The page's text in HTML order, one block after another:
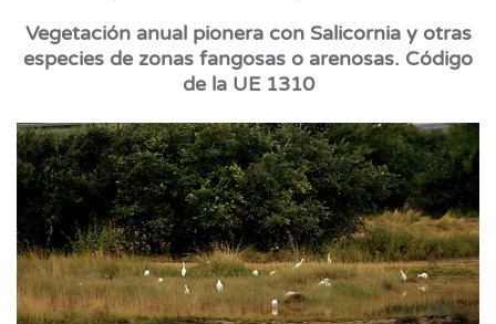
Vegetación anual pionera con Salicornia y otras
especies de zonas fangosas o arenosas. Código
de la UE 1310